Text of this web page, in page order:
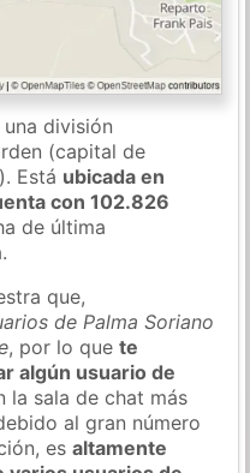
división
(capital de
Está ubicada en
con 102.826
de última
que,
de Palma Soriano
, por lo quete
algún usuario de
la sala de chat más
al gran número
esaltamente